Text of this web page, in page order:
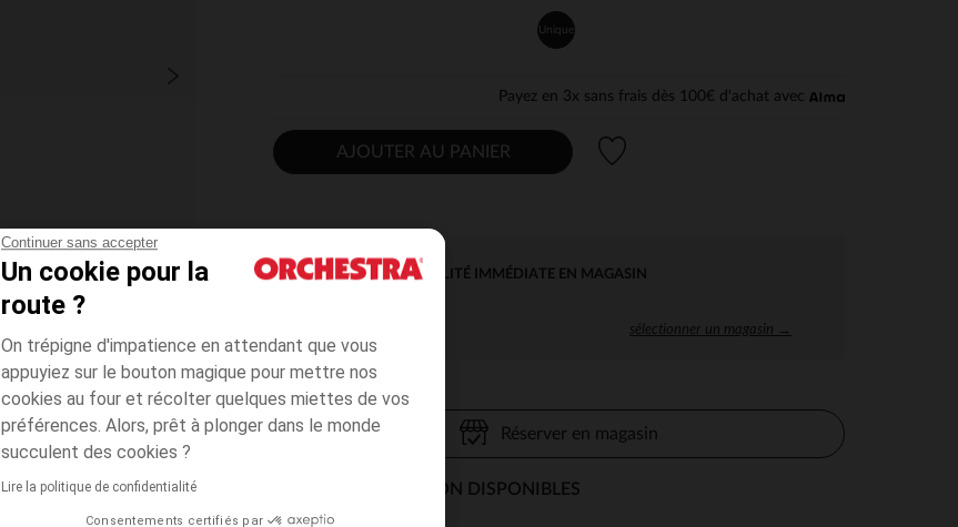
Continuer sans accepter
Un cookie pour la
route ?
On trépigne d'impatience en attendant que vous
appuyiez sur le bouton magique pour mettre nos
cookies au four et récolter quelques miettes de vos
préférences. Alors, prêt à plonger dans le monde
succulent des cookies ?
Lire la politique de confidentialité
Consentements certifiés par
Unique
Payez en 3x sans frais dès 100€ d'achat avec
AJOUTER AU PANIER
DISPONIBILITÉ IMMÉDIATE EN MAGASIN
sélectionner un magasin →
Réserver en magasin
MODES DE LIVRAISON DISPONIBLES